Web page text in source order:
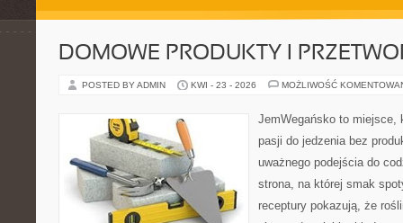
DOMOWE PRODUKTY I
POSTED BY ADMIN KWI - 23 - 2026 MOŻLIWOŚĆ
JemWegańsko to miejsce,
pasji do jedzenia bez
uważnego podejścia do
strona, na której smak
receptury pokazują, że